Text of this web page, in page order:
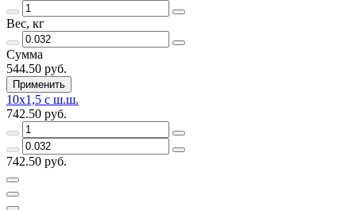
Вес, кг
Сумма
544.50 руб.
Применить
10х1,5 с ш.ш.
742.50 руб.
742.50 руб.